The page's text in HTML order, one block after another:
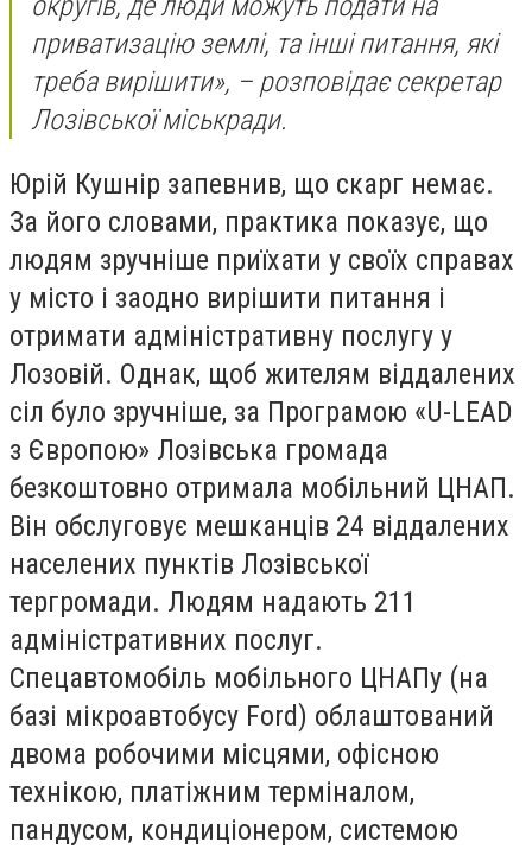
приватизацію землі, та інші питання, які
треба вирішити», – розповідає секретар
Лозівської міськради.
Юрій Кушнір запевнив, що скарг немає.
За його словами, практика показує, що
людям зручніше приїхати у своїх справах
у місто і заодно вирішити питання і
отримати адміністративну послугу у
Лозовій. Однак, щоб жителям віддалених
сіл було зручніше, за Програмою «U-LEAD
з Європою» Лозівська громада
безкоштовно отримала мобільний ЦНАП.
Він обслуговує мешканців 24 віддалених
населених пунктів Лозівської
тергромади. Людям надають 211
адміністративних послуг.
Спецавтомобіль мобільного ЦНАПу (на
базі мікроавтобусу Ford) облаштований
двома робочими місцями, офісною
технікою, платіжним терміналом,
пандусом, кондиціонером, системою